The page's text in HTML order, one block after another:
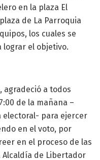
en la plaza El
de La Parroquia
los cuales se
lograr el objetivo.
agradeció a todos
de la mañana –
electoral- para ejercer
en el voto, por
en el proceso de las
de Libertador